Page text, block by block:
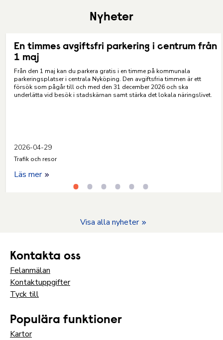
Nyheter
En timmes avgiftsfri parkering i centrum från
1 maj
Från den 1 maj kan du parkera gratis i en timme på kommunala
parkeringsplatser i centrala Nyköping. Den avgiftsfria timmen är ett
försök som pågår till och med den 31 december 2026 och ska
underlätta vid besök i stadskärnan samt stärka det lokala näringslivet.
2026-04-29
Trafik och resor
Läs mer
Visa alla nyheter
Kontakta oss
Felanmälan
Kontaktuppgifter
Tyck till
Populära funktioner
Kartor